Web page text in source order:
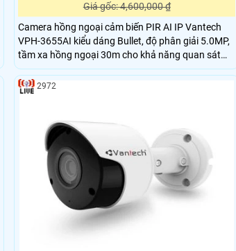
Giá gốc: 4,600,000 ₫
Camera hồng ngoại cảm biến PIR AI IP Vantech
VPH-3655AI kiểu dáng Bullet, độ phân giải 5.0MP,
tầm xa hồng ngoại 30m cho khả năng quan sát
bao quát, truyền tải dữ liệu với độ nét cao, chuẩn
nén hình ảnh H.265, tiêu chuẩn IP66 giúp camera
chống nước, nên lắp đặt được trong nhà và ngoài
2972